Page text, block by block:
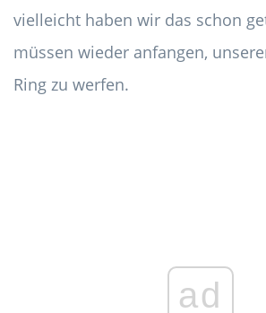
vielleicht haben wir das schon
müssen wieder anfangen,
Ring zu werfen.
ad